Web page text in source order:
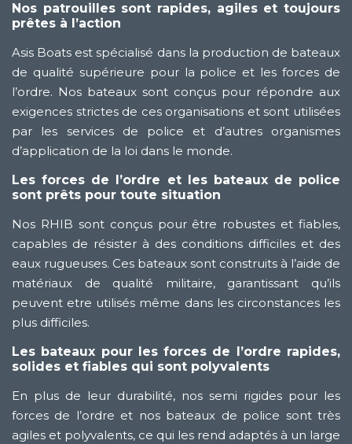
Nos patrouilles sont rapides, agiles et toujours
prêtes à l’action
Asis Boats est spécialisé dans la production de bateaux
de qualité supérieure pour la police et les forces de
l’ordre. Nos bateaux sont conçus pour répondre aux
exigences strictes de ces organisations et sont utilisées
par les services de police et d’autres organismes
d’application de la loi dans le monde.
Les forces de l’ordre et les bateaux de police
sont prêts pour toute situation
Nos RHIB sont conçus pour être robustes et fiables,
capables de résister à des conditions difficiles et des
eaux rugueuses. Ces bateaux sont construits à l’aide de
matériaux de qualité militaire, garantissant qu’ils
peuvent etre utilisés même dans les circonstances les
plus difficiles.
Les bateaux pour les forces de l’ordre rapides,
solides et fiables qui sont polyvalents
En plus de leur durabilité, nos semi rigides pour les
forces de l’ordre et nos bateaux de police sont très
agiles et polyvalents, ce qui les rend adaptés à un large